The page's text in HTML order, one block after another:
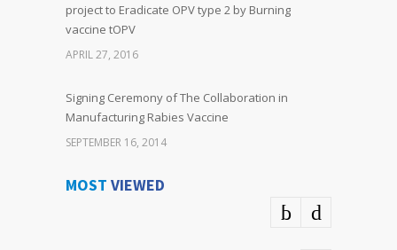
project to Eradicate OPV type 2 by Burning
vaccine tOPV
APRIL 27, 2016
Signing Ceremony of The Collaboration in
Manufacturing Rabies Vaccine
SEPTEMBER 16, 2014
MOST VIEWED